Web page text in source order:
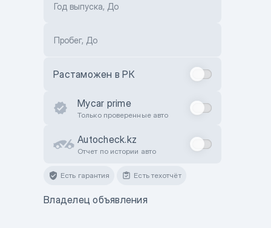
Год выпуска, До
Пробег, До
Растаможен в РК
Mycar prime
Только проверенные авто
Autocheck.kz
Отчет по истории авто
Есть гарантия Есть техотчёт
Владелец объявления